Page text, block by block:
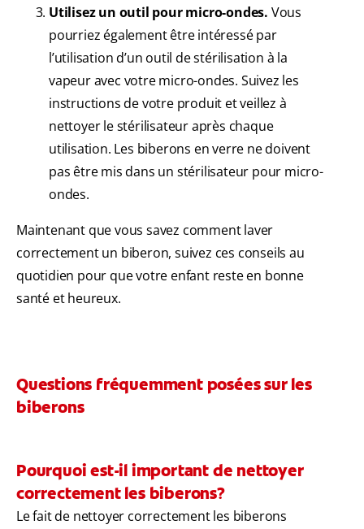
Utilisez un outil pour micro-ondes. Vous
pourriez également être intéressé par
l’utilisation d’un outil de stérilisation à la
vapeur avec votre micro-ondes. Suivez les
instructions de votre produit et veillez à
nettoyer le stérilisateur après chaque
utilisation. Les biberons en verre ne doivent
pas être mis dans un stérilisateur pour micro-
ondes.
Maintenant que vous savez comment laver
correctement un biberon, suivez ces conseils au
quotidien pour que votre enfant reste en bonne
santé et heureux.
Questions fréquemment posées sur les
biberons
Pourquoi est-il important de nettoyer
correctement les biberons?
Le fait de nettoyer correctement les biberons